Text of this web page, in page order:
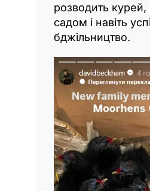
розводить
садом і навіть
бджільництво.